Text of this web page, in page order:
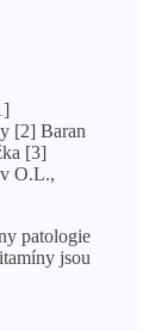
[2] Baran
[3]
O.L.,
patologie
jsou